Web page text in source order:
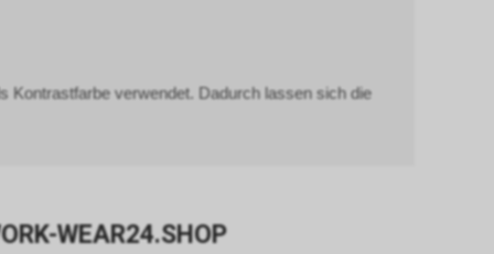
Kontrastfarbe verwendet. Dadurch lassen sich die
WEAR24.SHOP
auch Art. 6